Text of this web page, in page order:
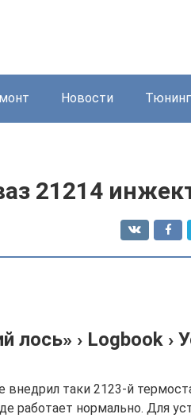
Новости Тюнинг
21214
лось» › Logbook ›
таки 2123-й
работает нормально. Для